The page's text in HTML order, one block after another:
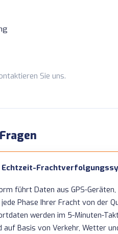
Sie uns.
führt Daten aus GPS-
Phase Ihrer Fracht von der
werden im 5-Minuten-
Basis von Verkehr, Wetter